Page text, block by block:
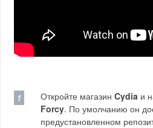
Откройте магазинCydia и
Forcy. По умолчанию он
предустановленном